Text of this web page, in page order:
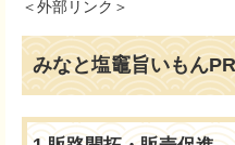
＜外部リンク＞
みなと塩竈旨いもん